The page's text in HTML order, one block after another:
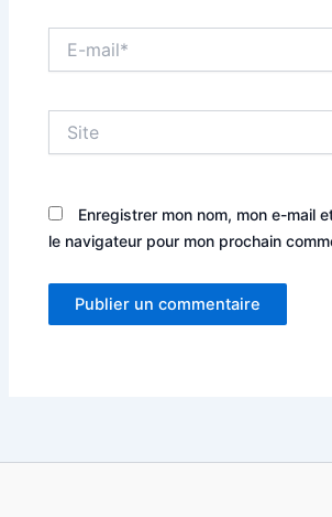
mail*
Enregistrer mon nom, mon e-mail
le navigateur pour mon prochain